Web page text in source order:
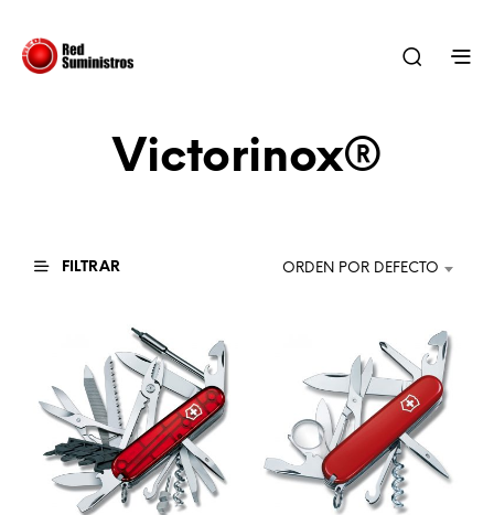
Victorinox®
FILTRAR ORDEN POR DEFECTO